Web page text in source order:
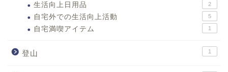
生活向上日用品 2
自宅外での生活向上活動 5
自宅満喫アイテム 1
登山 1